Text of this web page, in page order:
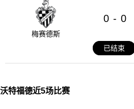
梅赛德斯
0 - 0
已结束
沃特福德近5场比赛